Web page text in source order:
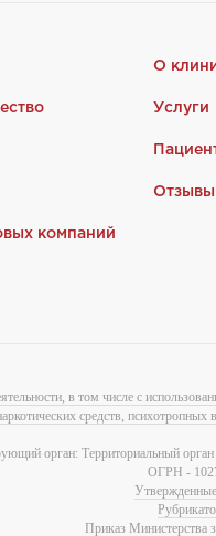
О
Услуги
Отзывы
компаний
в том числе с
средств,
орган: Территориальный орган
ОГРН -
Приказ Министерства